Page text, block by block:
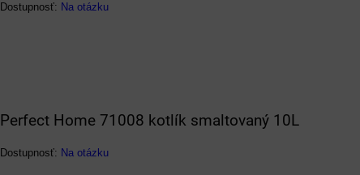
Dostupnosť: Na otázku
Perfect Home 71008 kotlík smaltovaný 10L
Dostupnosť: Na otázku